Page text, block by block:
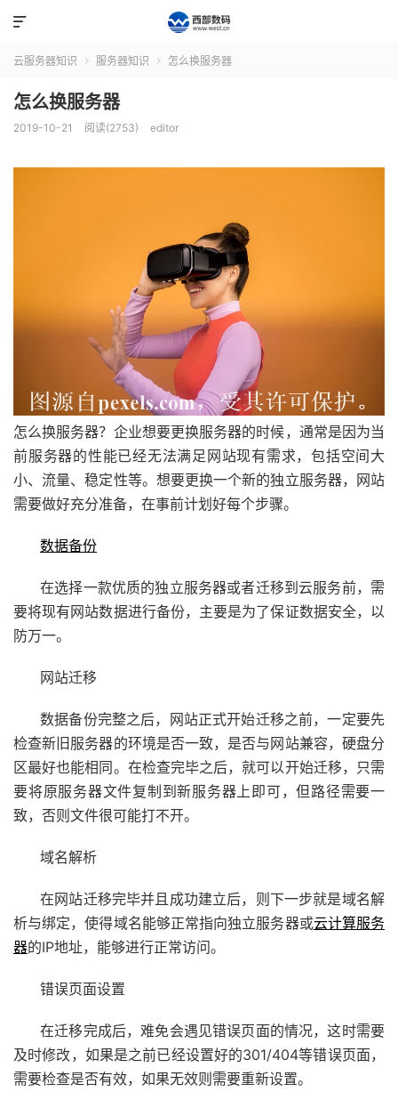

云服务器知识  服务器知识  怎么换服务器
怎么换服务器
2019-10-21 阅读(2753) editor
怎么换服务器？企业想要更换服务器的时候，通常是因为当
前服务器的性能已经无法满足网站现有需求，包括空间大
小、流量、稳定性等。想要更换一个新的独立服务器，网站
需要做好充分准备，在事前计划好每个步骤。
数据备份
在选择一款优质的独立服务器或者迁移到云服务前，需
要将现有网站数据进行备份，主要是为了保证数据安全，以
防万一。
网站迁移
数据备份完整之后，网站正式开始迁移之前，一定要先
检查新旧服务器的环境是否一致，是否与网站兼容，硬盘分
区最好也能相同。在检查完毕之后，就可以开始迁移，只需
要将原服务器文件复制到新服务器上即可，但路径需要一
致，否则文件很可能打不开。
域名解析
在网站迁移完毕并且成功建立后，则下一步就是域名解
析与绑定，使得域名能够正常指向独立服务器或云计算服务
器的IP地址，能够进行正常访问。
错误页面设置
在迁移完成后，难免会遇见错误页面的情况，这时需要
及时修改，如果是之前已经设置好的301/404等错误页面，
需要检查是否有效，如果无效则需要重新设置。